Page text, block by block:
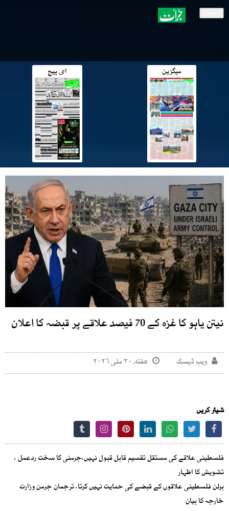
میگزین ای پیج
نیتن یاہو کا غزہ کے 70 فیصد علاقے پر قبضہ کا اعلان
ویب ڈیسک هفته, ۳۰ مئی ۲۰۲۶
شیئر کریں
فلسطینی علاقے کی مستقل تقسیم قابل قبول نہیں،جرمنی کا سخت ردعمل ،
تشویش کا اظہار
برلن فلسطینی علاقوں کے قبضے کی حمایت نہیں کرتا، ترجمان جرمن وزارت
خارجہ کا بیان